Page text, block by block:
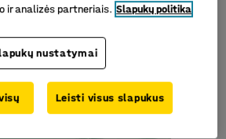
ir analizės partneriais. Slapukų politika
nustatymai
Leisti visus slapukus